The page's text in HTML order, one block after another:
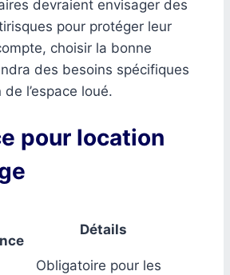
devraient envisager des
pour protéger leur
choisir la bonne
des besoins spécifiques
l’espace loué.
pour location
Détails
Obligatoire pour les